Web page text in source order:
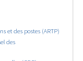
et des postes (ARTP)
des